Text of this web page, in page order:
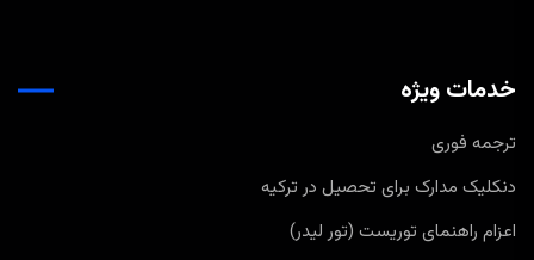
خدمات ویژه
ترجمه فوری
دنکلیک مدارک برای تحصیل در ترکیه
اعزام راهنمای توریست (تور لیدر)